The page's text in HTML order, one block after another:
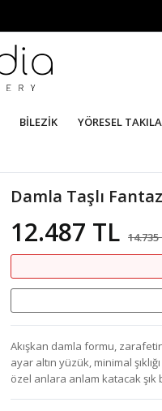
BİLEZİK YÖRESEL
Damla Taşlı
12.487 TL 14.735
Akışkan damla formu,
ayar altın yüzük, minimal
özel anlara anlam katacak şık